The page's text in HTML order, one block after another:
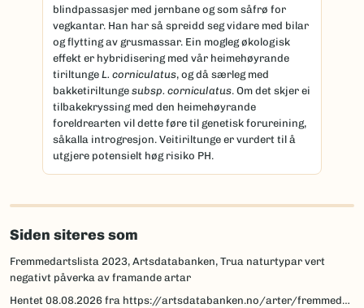
blindpassasjer med jernbane og som såfrø for
vegkantar. Han har så spreidd seg vidare med bilar
og flytting av grusmassar. Ein mogleg økologisk
effekt er hybridisering med vår heimehøyrande
tiriltunge L. corniculatus, og då særleg med
bakketiriltunge subsp. corniculatus. Om det skjer ei
tilbakekryssing med den heimehøyrande
foreldrearten vil dette føre til genetisk forureining,
såkalla introgresjon. Veitiriltunge er vurdert til å
utgjere potensielt høg risiko PH.
Siden siteres som
Fremmedartslista 2023, Artsdatabanken, Trua naturtypar vert
negativt påverka av framande artar
Hentet 08.08.2026 fra https://artsdatabanken.no/arter/fremmedartslista/om-fremmedartslista/fordypning/trua-naturtypar-vert-negativt-paverka-av